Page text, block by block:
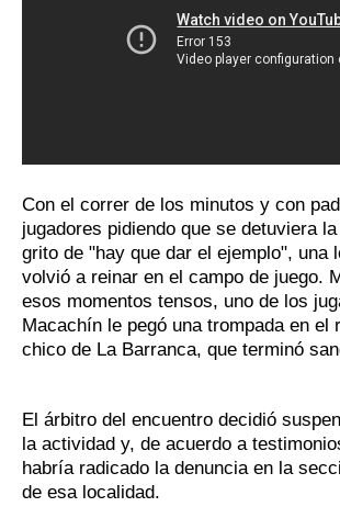
Con el correr de los minutos y con
jugadores pidiendo que se detuviera
grito de "hay que dar el ejemplo", una
volvió a reinar en el campo de juego.
esos momentos tensos, uno de los
Macachín le pegó una trompada en el
chico de La Barranca, que terminó
El árbitro del encuentro decidió
la actividad y, de acuerdo a
habría radicado la denuncia en la
de esa localidad.